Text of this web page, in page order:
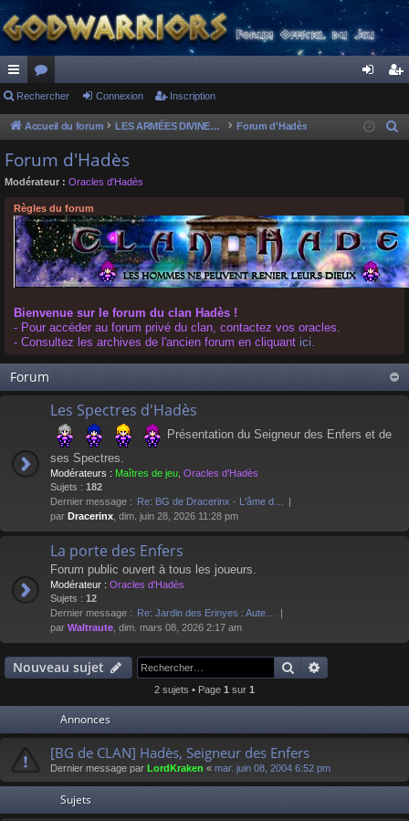
ac
co
ur
ci
or
u
s
ne cri
Rechercher Connexion Inscription
Accueil du forum LES ARMÉES DIVINES - FORUMS DE CLAN Forum d'Hadès
r
c
h
e
Forum d'Hadès
Modérateur : Oracles d'Hadès
Règles du forum
Bienvenue sur le forum du clan Hadès !
- Pour accéder au forum privé du clan, contactez vos oracles.
- Consultez les archives de l'ancien forum en cliquant ici.
Forum
Les Spectres d'Hadès
Présentation du Seigneur des Enfers et de
ses Spectres.
Modérateurs : Maîtres de jeu Oracles d'Hadès
Sujets : 182
Dernier message : Re: BG de Dracerinx - L'âme d…
par Dracerinx , dim. juin 28, 2026 11:28 pm
La porte des Enfers
Forum public ouvert à tous les joueurs.
Modérateur : Oracles d'Hadès
Sujets : 12
Dernier message : Re: Jardin des Erinyes : Aute…
par Waltraute , dim. mars 08, 2026 2:17 am
Nouveau sujet Rechercher
2 sujets • Page 1 sur 1
Annonces
[BG de CLAN] Hadès, Seigneur des Enfers
Dernier message par LordKraken « mar. juin 08, 2004 6:52 pm
Sujets